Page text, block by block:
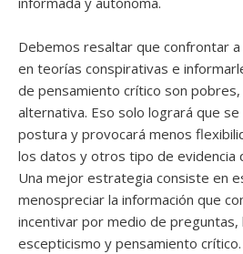
Debemos resaltar que confrontar
en teorías conspirativas e
de pensamiento crítico son pobres,
alternativa. Eso solo logrará que se
postura y provocará menos
los datos y otros tipo de evidencia
Una mejor estrategia consiste en
menospreciar la información que
incentivar por medio de preguntas,
escepticismo y pensamiento crítico.